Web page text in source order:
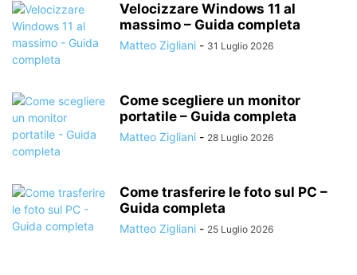
Velocizzare Windows 11 al
massimo – Guida completa
Matteo Zigliani - 31 Luglio 2026
Come scegliere un monitor
portatile – Guida completa
Matteo Zigliani - 28 Luglio 2026
Come trasferire le foto sul PC –
Guida completa
Matteo Zigliani - 25 Luglio 2026